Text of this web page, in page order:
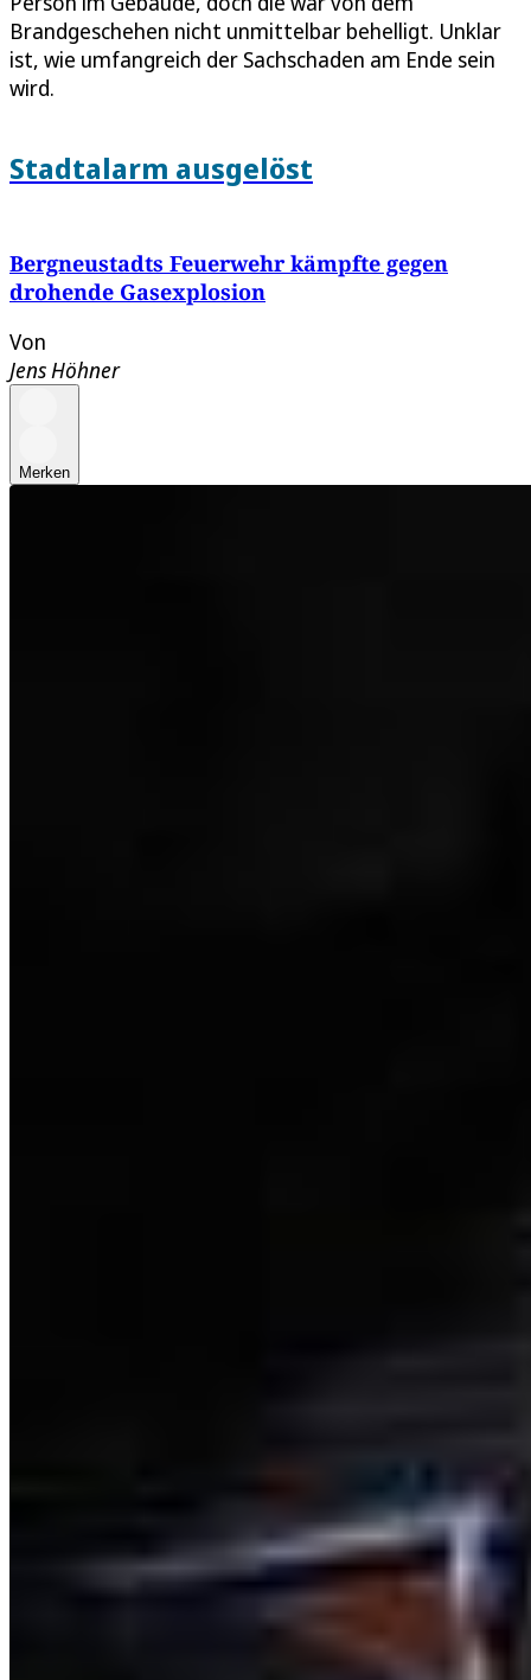
Brandgeschehen nicht unmittelbar behelligt. Unklar
ist, wie umfangreich der Sachschaden am Ende sein
wird.
Stadtalarm ausgelöst
Bergneustadts Feuerwehr kämpfte gegen
drohende Gasexplosion
Von
Jens Höhner
Merken